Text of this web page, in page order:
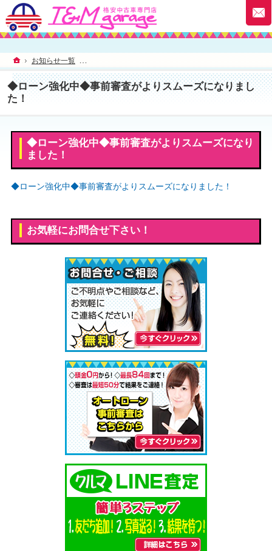
◆ローン強化中◆事前審査がよりスムーズになりまし
た！
◆ローン強化中◆事前審査がよりスムーズになり
ました！
◆ローン強化中◆事前審査がよりスムーズになりました！
お気軽にお問合せ下さい！
ホーム
お知らせ一覧